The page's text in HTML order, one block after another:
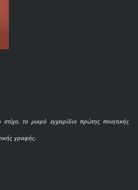
το μικρό εγχειρίδιο πρώτης ποιητικής
γραφής.